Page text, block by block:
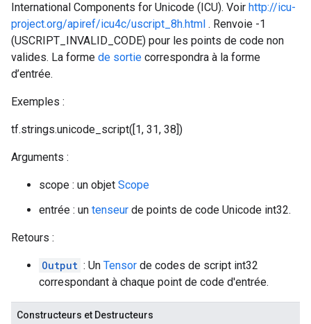
International Components for Unicode (ICU). Voir http://icu-
project.org/apiref/icu4c/uscript_8h.html . Renvoie -1
(USCRIPT_INVALID_CODE) pour les points de code non
valides. La forme de sortie correspondra à la forme
d’entrée.
Exemples :
tf.strings.unicode_script([1, 31, 38])
Arguments :
scope : un objet Scope
entrée : un tenseur de points de code Unicode int32.
Retours :
Output : Un Tensor de codes de script int32
correspondant à chaque point de code d'entrée.
Constructeurs et Destructeurs